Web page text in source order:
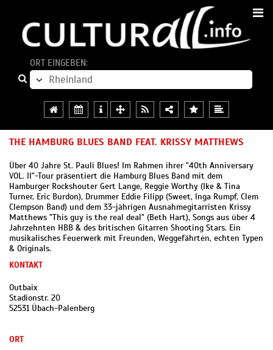
ORT EINGEBEN:
THE HAMBURG BLUES BAND FEAT. KRISSY MATTHEWS
Über 40 Jahre St. Pauli Blues! Im Rahmen ihrer "40th Anniversary
VOL. II"-Tour präsentiert die Hamburg Blues Band mit dem
Hamburger Rockshouter Gert Lange, Reggie Worthy (Ike & Tina
Turner, Eric Burdon), Drummer Eddie Filipp (Sweet, Inga Rumpf, Clem
Clempson Band) und dem 33-jährigen Ausnahmegitarristen Krissy
Matthews "This guy is the real deal" (Beth Hart), Songs aus über 4
Jahrzehnten HBB & des britischen Gitarren Shooting Stars. Ein
musikalisches Feuerwerk mit Freunden, Weggefährten, echten Typen
& Originals.
KONTAKT
Outbaix
Stadionstr. 20
52531 Übach-Palenberg
ORT